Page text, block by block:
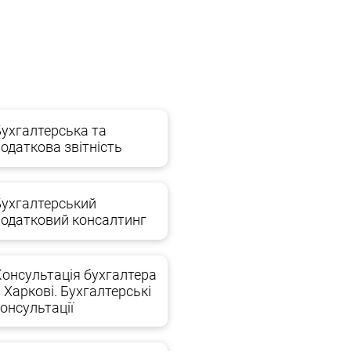
робіт:
та
звітність
консалтинг
бухгалтера
Харкові. Бухгалтерські